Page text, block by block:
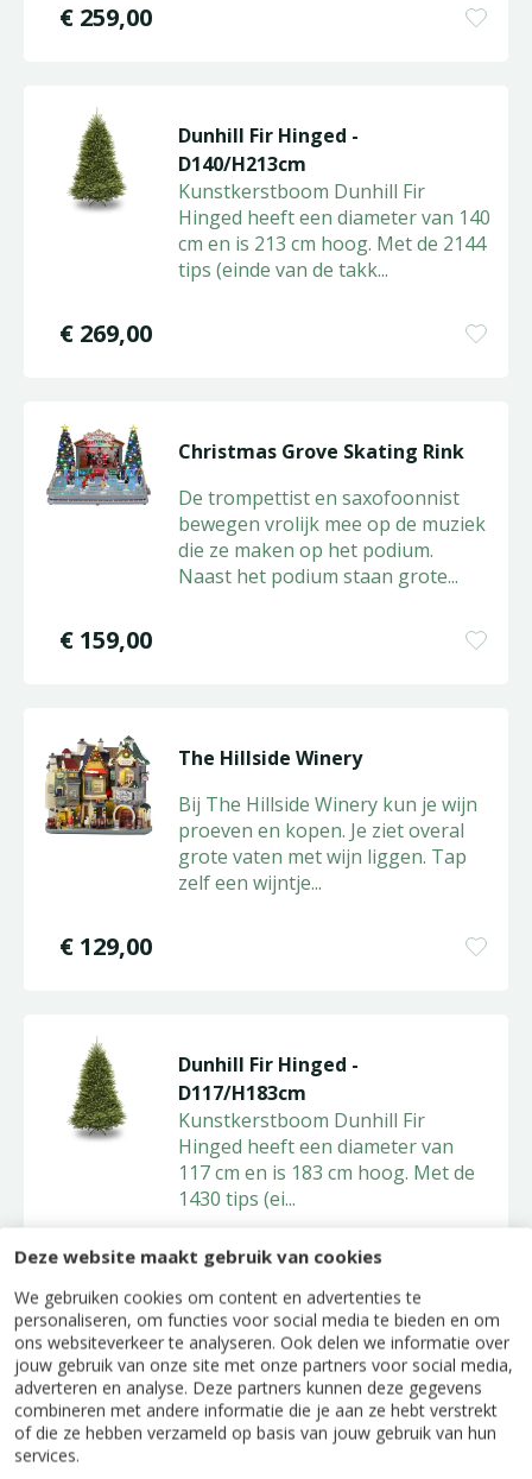
Deze website maakt gebruik van cookies
We gebruiken cookies om content en advertenties te
personaliseren, om functies voor social media te bieden en om
ons websiteverkeer te analyseren. Ook delen we informatie over
jouw gebruik van onze site met onze partners voor social media,
adverteren en analyse. Deze partners kunnen deze gegevens
combineren met andere informatie die je aan ze hebt verstrekt
of die ze hebben verzameld op basis van jouw gebruik van hun
services.
€ 259,00
Dunhill Fir Hinged -
D140/H213cm
Kunstkerstboom Dunhill Fir
Hinged heeft een diameter van 140
cm en is 213 cm hoog. Met de 2144
tips (einde van de takk...
€ 269,00
Christmas Grove Skating Rink
De trompettist en saxofoonnist
bewegen vrolijk mee op de muziek
die ze maken op het podium.
Naast het podium staan grote...
€ 159,00
The Hillside Winery
Bij The Hillside Winery kun je wijn
proeven en kopen. Je ziet overal
grote vaten met wijn liggen. Tap
zelf een wijntje...
€ 129,00
Dunhill Fir Hinged -
D117/H183cm
Kunstkerstboom Dunhill Fir
Hinged heeft een diameter van
117 cm en is 183 cm hoog. Met de
1430 tips (ei...
€179,00
Santa's Reindeer Stables
Bij de rendierstallen van de
Kerstman is iedereen hard aan het